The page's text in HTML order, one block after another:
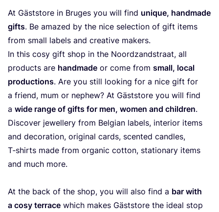
At Gästs­tore in Bruges you will find unique, hand­made
gifts. Be ama­zed by the nice selec­tion of gift items
from small labels and crea­tive makers.
In this cosy gift shop in the Noord­zand­straat, all
pro­ducts are hand­made or come from small, local
pro­duc­tions. Are you still loo­king for a nice gift for
a friend, mum or nephew? At Gästs­tore you will find
a wide range of gifts for men, women and chil­dren.
Dis­co­ver jewel­le­ry from Bel­gian labels, inter­ior items
and deco­ra­tion, ori­gi­nal cards, scen­ted candles,
T‑shirts made from orga­nic cot­ton, sta­tio­na­ry items
and much more.
At the back of the shop, you will also find a bar with
a cosy ter­race which makes Gästs­tore the ideal stop